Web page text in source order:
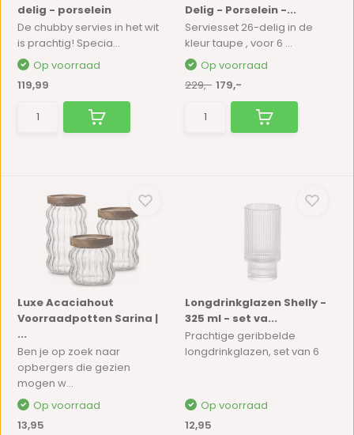
delig - porselein
De chubby servies in het wit
is prachtig! Specia...
Op voorraad
119,99
Delig - Porselein -...
Serviesset 26-delig in de
kleur taupe , voor 6 ...
Op voorraad
229,- 179,-
Luxe Acaciahout
Voorraadpotten Sarina |
...
Ben je op zoek naar
opbergers die gezien
mogen w...
Op voorraad
13,95
Longdrinkglazen Shelly -
325 ml - set va...
Prachtige geribbelde
longdrinkglazen, set van 6
Op voorraad
12,95